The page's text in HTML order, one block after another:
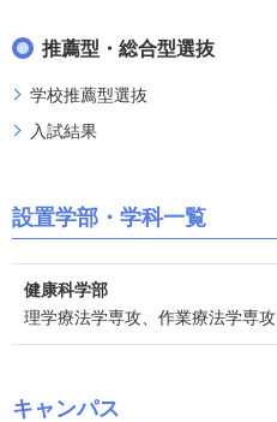
推薦型・総合型選抜
学校推薦型選抜
入試結果
設置学部・学科一覧
健康科学部
理学療法学専攻、作業療法学専攻
キャンパス